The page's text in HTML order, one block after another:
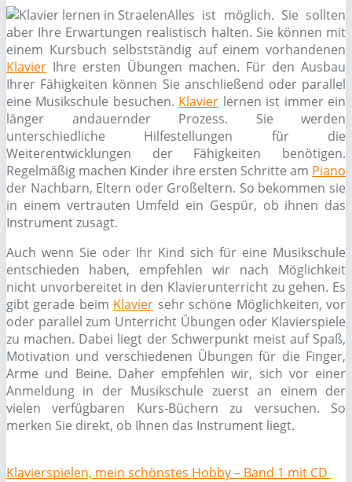
Alles ist möglich. Sie sollten
aber Ihre Erwartungen realistisch halten. Sie können mit
einem Kursbuch selbstständig auf einem vorhandenen
Klavier Ihre ersten Übungen machen. Für den Ausbau
Ihrer Fähigkeiten können Sie anschließend oder parallel
eine Musikschule besuchen. Klavier lernen ist immer ein
länger andauernder Prozess. Sie werden
unterschiedliche Hilfestellungen für die
Weiterentwicklungen der Fähigkeiten benötigen.
Regelmäßig machen Kinder ihre ersten Schritte am Piano
der Nachbarn, Eltern oder Großeltern. So bekommen sie
in einem vertrauten Umfeld ein Gespür, ob ihnen das
Instrument zusagt.
Auch wenn Sie oder Ihr Kind sich für eine Musikschule
entschieden haben, empfehlen wir nach Möglichkeit
nicht unvorbereitet in den Klavierunterricht zu gehen. Es
gibt gerade beim Klavier sehr schöne Möglichkeiten, vor
oder parallel zum Unterricht Übungen oder Klavierspiele
zu machen. Dabei liegt der Schwerpunkt meist auf Spaß,
Motivation und verschiedenen Übungen für die Finger,
Arme und Beine. Daher empfehlen wir, sich vor einer
Anmeldung in der Musikschule zuerst an einem der
vielen verfügbaren Kurs-Büchern zu versuchen. So
merken Sie direkt, ob Ihnen das Instrument liegt.
Klavierspielen, mein schönstes Hobby – Band 1 mit CD